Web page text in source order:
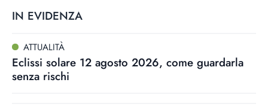
IN EVIDENZA
ATTUALITÀ
Eclissi solare 12 agosto 2026, come guardarla
senza rischi